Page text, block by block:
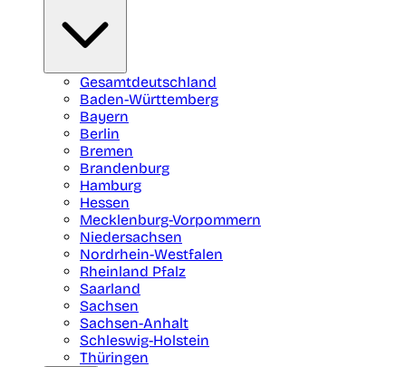
Gesamtdeutschland
Baden-Württemberg
Bayern
Berlin
Bremen
Brandenburg
Hamburg
Hessen
Mecklenburg-Vorpommern
Niedersachsen
Nordrhein-Westfalen
Rheinland Pfalz
Saarland
Sachsen
Sachsen-Anhalt
Schleswig-Holstein
Thüringen